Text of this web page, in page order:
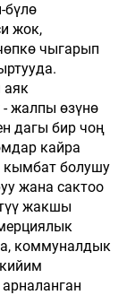
бүлө
жок,
чыгарып
аяк
жалпы өзүнө
дагы бир чоң
кайра
кымбат болушу
жана сактоо
жакшы
коммуналдык